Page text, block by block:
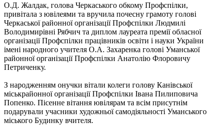
О.Д. Жалдак, голова Черкаського обкому Профспілки,
привітала з ювілеями та вручила почесну грамоту голові
Черкаської районної організації Профспілки Людмилі
Володимирівні Рябчич та диплом лауреата премії обласної
організації Профспілки працівників освіти і науки України
імені народного учителя О.А. Захаренка голові Уманської
районної організації Профспілки Анатолію Флоровичу
Петриченку.
З народженням онучки вітали колеги голову Канівської
міськрайонної організації Профспілки Івана Пилиповича
Попенко. Пісенне вітання ювілярам та всім присутнім
подарували учасники художньої самодіяльності Уманського
міського Будинку вчителя.